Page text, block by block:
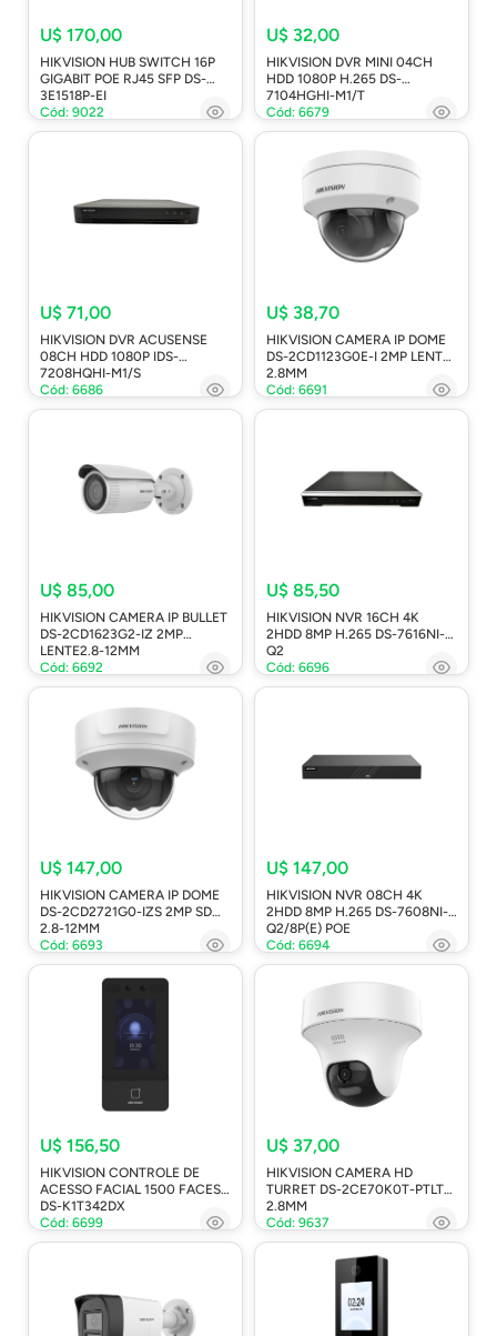
U$ 170,00
HIKVISION HUB SWITCH 16P
GIGABIT POE RJ45 SFP DS-
3E1518P-EI
Cód: 9022
U$ 32,00
HIKVISION DVR MINI 04CH
HDD 1080P H.265 DS-
7104HGHI-M1/T
Cód: 6679
U$ 71,00
HIKVISION DVR ACUSENSE
08CH HDD 1080P IDS-
7208HQHI-M1/S
Cód: 6686
U$ 38,70
HIKVISION CAMERA IP DOME
DS-2CD1123G0E-I 2MP LENTE
2.8MM
Cód: 6691
U$ 85,00
HIKVISION CAMERA IP BULLET
DS-2CD1623G2-IZ 2MP
LENTE2.8-12MM
Cód: 6692
U$ 85,50
HIKVISION NVR 16CH 4K
2HDD 8MP H.265 DS-7616NI-
Q2
Cód: 6696
U$ 147,00
HIKVISION CAMERA IP DOME
DS-2CD2721G0-IZS 2MP SD
2.8-12MM
Cód: 6693
U$ 147,00
HIKVISION NVR 08CH 4K
2HDD 8MP H.265 DS-7608NI-
Q2/8P(E) POE
Cód: 6694
U$ 156,50
HIKVISION CONTROLE DE
ACESSO FACIAL 1500 FACES
DS-K1T342DX
Cód: 6699
U$ 37,00
HIKVISION CAMERA HD
TURRET DS-2CE70K0T-PTLTS
2.8MM
Cód: 9637